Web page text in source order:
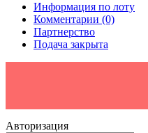
Информация по лоту
Комментарии (0)
Партнерство
Подача закрыта
Авторизация